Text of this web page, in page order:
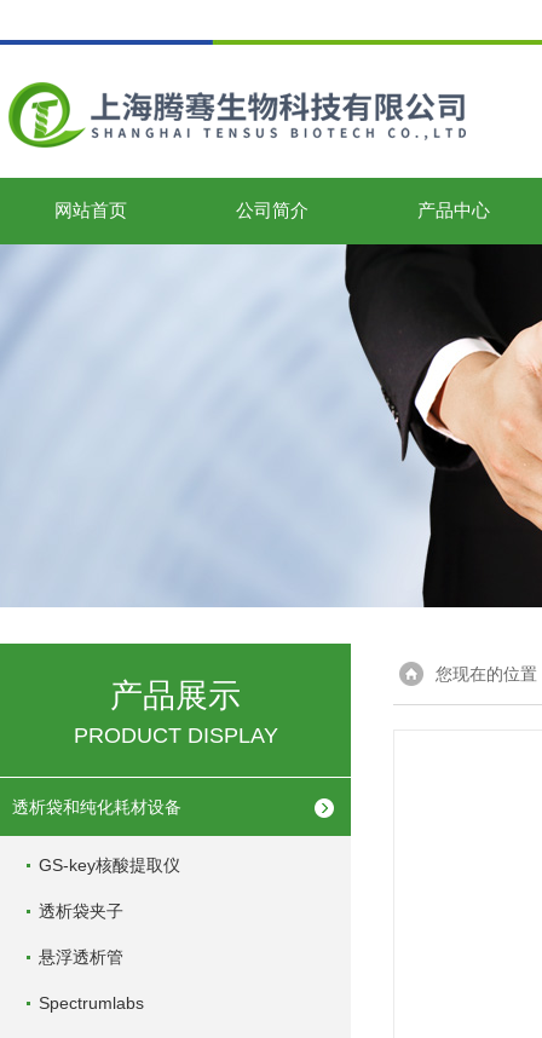
网站首页 公司简介 产品中心
产品展示
PRODUCT DISPLAY
透析袋和纯化耗材设备
GS-key核酸提取仪
透析袋夹子
悬浮透析管
Spectrumlabs
您现在的位置